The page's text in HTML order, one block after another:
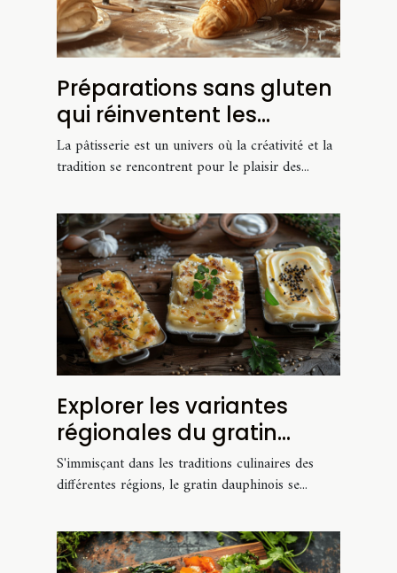
Préparations sans gluten
qui réinventent les
classiques de la
pâtisserie
La pâtisserie est un univers où la créativité et la
tradition se rencontrent pour le plaisir des...
Explorer les variantes
régionales du gratin
dauphinois
S'immisçant dans les traditions culinaires des
différentes régions, le gratin dauphinois se...